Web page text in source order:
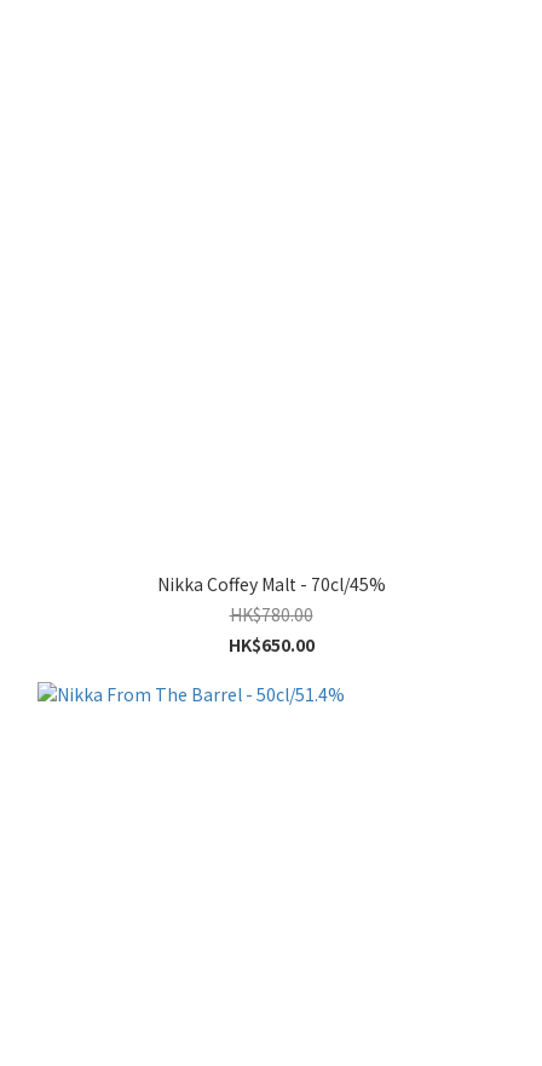
Nikka Coffey Malt - 70cl/45%
HK$780.00
HK$650.00